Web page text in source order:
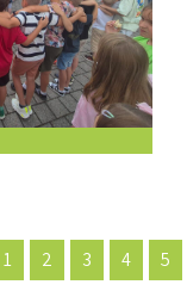
1 2 3 4 5